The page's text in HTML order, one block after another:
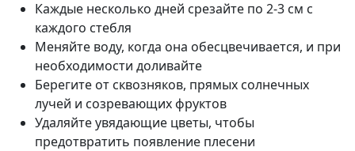
Каждые несколько дней срезайте по 2-3 см с
каждого стебля
Меняйте воду, когда она обесцвечивается, и при
необходимости доливайте
Берегите от сквозняков, прямых солнечных
лучей и созревающих фруктов
Удаляйте увядающие цветы, чтобы
предотвратить появление плесени